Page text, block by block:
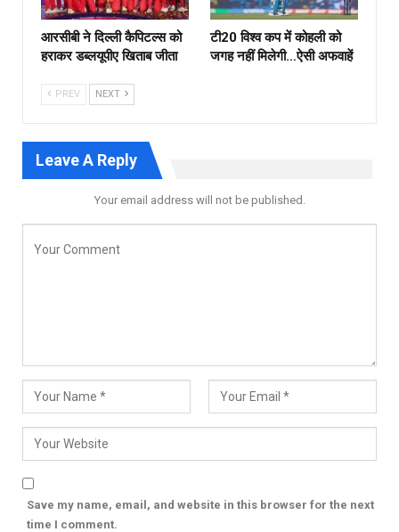
आरसीबी ने दिल्ली कैपिटल्स को
हराकर डब्लयूपीए खिताब जीता
टी20 विश्व कप में कोहली को
जगह नहीं मिलेगी…ऐसी अफवाहें
PREV NEXT
Leave A Reply
Your email address will not be published.
Save my name, email, and website in this browser for the next
time I comment.